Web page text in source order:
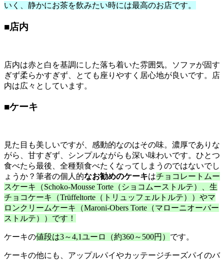
いく、静かにお茶を飲みたい時には最高のお店です。
■店内
店内は赤と白を基調にした落ち着いた雰囲気。ソファが固す
ぎず柔らかすぎず、とても座りやすく居心地が良いです。店
内は広々としています。
■ケーキ
見た目も美しいですが、感動的なのはその味。濃厚でありな
がら、甘すぎず、シンプルながらも深い味わいです。ひとつ
食べたら最後、全種類食べたくなってしまうのではないでし
ょうか？筆者の個人的なお勧めのケーキはチョコレートムー
スケーキ（Schoko-Mousse Torte（ショコムーストルテ）、生
チョコケーキ（Trüffeltorte（トリュッフェルトルテ））やマ
ロンクリームケーキ（Maroni-Obers Torte（マローニオーバー
ストルテ））です！
ケーキの値段は3～4,1ユーロ（約360～500円） です。
ケーキの他にも、アップルパイやカッテージチーズパイのバ